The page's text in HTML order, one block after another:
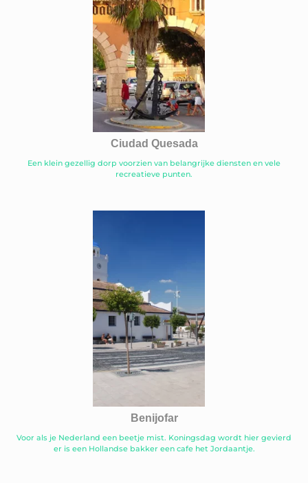
Ciudad Quesada
Een klein gezellig dorp voorzien van belangrijke diensten en vele
recreatieve punten.
Benijofar
Voor als je Nederland een beetje mist. Koningsdag wordt hier gevierd
er is een Hollandse bakker een cafe het Jordaantje.